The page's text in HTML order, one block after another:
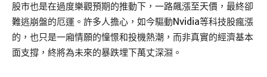
股市也是在過度樂觀預期的推動下，一路飆漲至天價，最終卻
難逃崩盤的厄運。許多人擔心，如今驅動Nvidia等科技股瘋漲
的，也只是一廂情願的憧憬和投機熱潮，而非真實的經濟基本
面支撐，終將為未來的暴跌埋下萬丈深淵。